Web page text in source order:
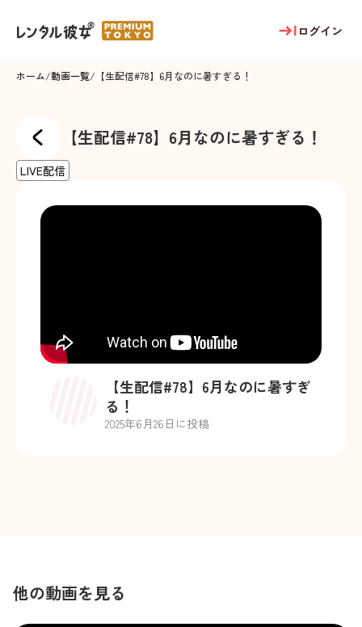
ログイン
ホーム/動画一覧/ 【生配信#78】6月なのに暑すぎる！
【生配信#78】6月なのに暑すぎる！
LIVE配信
【生配信#78】6月なのに暑すぎ
る！
2025年6 月26 日に投稿
他の動画を見る